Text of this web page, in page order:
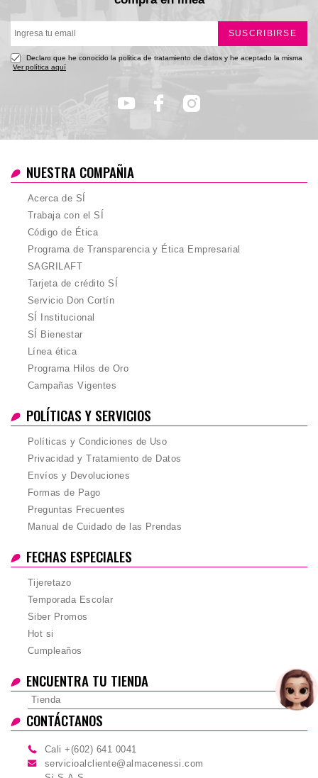
SUSCRIBIRSE
Declaro que he conocido la politica de tratamiento de datos y he aceptado la misma
Ver política aquí
NUESTRA COMPAÑIA
Acerca de SÍ
Trabaja con el SÍ
Código de Ética
Programa de Transparencia y Ética Empresarial
SAGRILAFT
Tarjeta de crédito SÍ
Servicio Don Cortín
SÍ Institucional
SÍ Bienestar
Línea ética
Programa Hilos de Oro
Campañas Vigentes
POLÍTICAS Y SERVICIOS
Políticas y Condiciones de Uso
Privacidad y Tratamiento de Datos
Envíos y Devoluciones
Formas de Pago
Preguntas Frecuentes
Manual de Cuidado de las Prendas
FECHAS ESPECIALES
Tijeretazo
Temporada Escolar
Siber Promos
Hot si
Cumpleaños
ENCUENTRA TU TIENDA
Tienda
CONTÁCTANOS
Cali +(602) 641 0041
servicioalcliente@almacenessi.com